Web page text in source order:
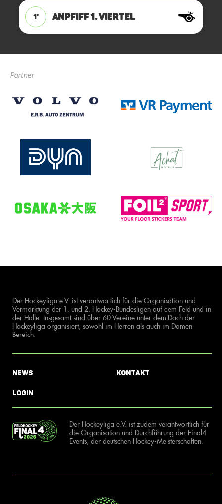
1' ANPFIFF 1. Viertel
Partner
Der Hockeyliga e.V. ist verantwortlich für die Organisation und
Vermarktung der 1. und 2. Hockey-Bundesligen auf dem Feld und in
der Halle. Insgesamt sind über 60 Vereine unter dem Dach der
Hockeyliga organisiert, sowohl im Herren als auch im Damen
Bereich.
News
Login
Kontakt
Der Hockeyliga e.V. ist zudem verantwortlich für
die Organisation und Durchführung der Final4
Events, der deutschen Hockey-Meisterschaften.